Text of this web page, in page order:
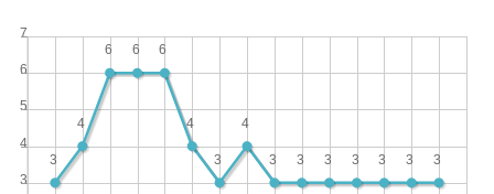
3
4
5
6
7
3
3
3
3
3
3
3
4
3
4
6
6
6
4
3